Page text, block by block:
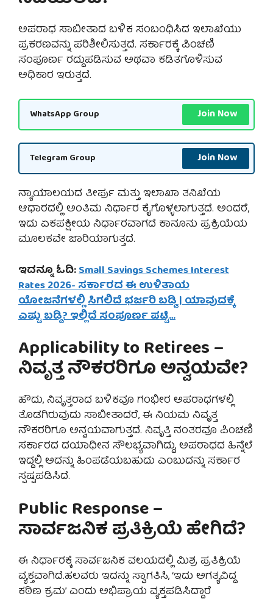
ಅಪರಾಧ ಸಾಬೀತಾದ ಬಳಿಕ ಸಂಬಂಧಿಸಿದ ಇಲಾಖೆಯು
ಪ್ರಕರಣವನ್ನು ಪರಿಶೀಲಿಸುತ್ತದೆ. ಸರ್ಕಾರಕ್ಕೆ ಪಿಂಚಣಿ
ಸಂಪೂರ್ಣ ರದ್ದುಪಡಿಸುವ ಅಥವಾ ಕಡಿತಗೊಳಿಸುವ
ಅಧಿಕಾರ ಇರುತ್ತದೆ.
WhatsApp Group Join Now
Telegram Group Join Now
ನ್ಯಾಯಾಲಯದ ತೀರ್ಪು ಮತ್ತು ಇಲಾಖಾ ತನಿಖೆಯ
ಆಧಾರದಲ್ಲಿ ಅಂತಿಮ ನಿರ್ಧಾರ ಕೈಗೊಳ್ಳಲಾಗುತ್ತದೆ. ಅಂದರೆ,
ಇದು ಏಕಪಕ್ಷೀಯ ನಿರ್ಧಾರವಾಗದೆ ಕಾನೂನು ಪ್ರಕ್ರಿಯೆಯ
ಮೂಲಕವೇ ಜಾರಿಯಾಗುತ್ತದೆ.
ಇದನ್ನೂ ಓದಿ:Small Savings Schemes Interest
Rates 2026- ಸರ್ಕಾರದ ಈ ಉಳಿತಾಯ
ಯೋಜನೆಗಳಲ್ಲಿ ಸಿಗಲಿದೆ ಭರ್ಜರಿ ಬಡ್ಡಿ | ಯಾವುದಕ್ಕೆ
ಎಷ್ಟು ಬಡ್ಡಿ? ಇಲ್ಲಿದೆ ಸಂಪೂರ್ಣ ಪಟ್ಟಿ…
Applicability to Retirees –
ನಿವೃತ್ತ ನೌಕರರಿಗೂ ಅನ್ವಯವೇ?
ಹೌದು, ನಿವೃತ್ತರಾದ ಬಳಿಕವೂ ಗಂಭೀರ ಅಪರಾಧಗಳಲ್ಲಿ
ತೊಡಗಿರುವುದು ಸಾಬೀತಾದರೆ, ಈ ನಿಯಮ ನಿವೃತ್ತ
ನೌಕರರಿಗೂ ಅನ್ವಯವಾಗುತ್ತದೆ. ನಿವೃತ್ತಿ ನಂತರವೂ ಪಿಂಚಣಿ
ಸರ್ಕಾರದ ದಯಾಧೀನ ಸೌಲಭ್ಯವಾಗಿದ್ದು, ಅಪರಾಧದ ಹಿನ್ನೆಲೆ
ಇದ್ದಲ್ಲಿ ಅದನ್ನು ಹಿಂಪಡೆಯಬಹುದು ಎಂಬುದನ್ನು ಸರ್ಕಾರ
ಸ್ಪಷ್ಟಪಡಿಸಿದೆ.
Public Response –
ಸಾರ್ವಜನಿಕ ಪ್ರತಿಕ್ರಿಯೆ ಹೇಗಿದೆ?
ಈ ನಿರ್ಧಾರಕ್ಕೆ ಸಾರ್ವಜನಿಕ ವಲಯದಲ್ಲಿ ಮಿಶ್ರ ಪ್ರತಿಕ್ರಿಯೆ
ವ್ಯಕ್ತವಾಗಿದೆ.ಹಲವರು ಇದನ್ನು ಸ್ವಾಗತಿಸಿ, ‘ಇದು ಅಗತ್ಯವಿದ್ದ
ಕಠಿಣ ಕ್ರಮ’ ಎಂದು ಅಭಿಪ್ರಾಯ ವ್ಯಕ್ತಪಡಿಸಿದ್ದಾರೆ